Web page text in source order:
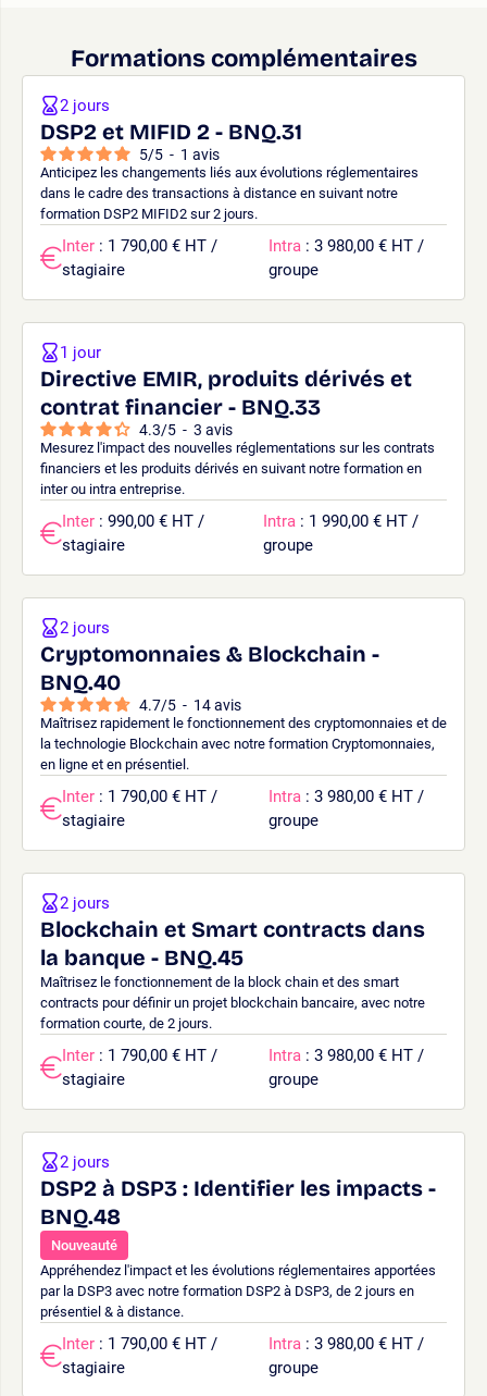
Formations complémentaires
DSP2 et MIFID 2 - BNQ.31
5/5 - 1 avis
Anticipez les changements liés aux évolutions réglementaires
dans le cadre des transactions à distance en suivant notre
formation DSP2 MIFID2 sur 2 jours.
2 jours
Inter : 1 790,00 € HT /
stagiaire
Intra : 3 980,00 € HT /
groupe
Directive EMIR, produits dérivés et
contrat financier - BNQ.33
4.3/5 - 3 avis
Mesurez l'impact des nouvelles réglementations sur les contrats
financiers et les produits dérivés en suivant notre formation en
inter ou intra entreprise.
1 jour
Inter : 990,00 € HT /
stagiaire
Intra : 1 990,00 € HT /
groupe
Cryptomonnaies & Blockchain -
BNQ.40
4.7/5 - 14avis
Maîtrisez rapidement le fonctionnement des cryptomonnaies et de
la technologie Blockchain avec notre formation Cryptomonnaies,
en ligne et en présentiel.
2 jours
Inter : 1 790,00 € HT /
stagiaire
Intra : 3 980,00 € HT /
groupe
Blockchain et Smart contracts dans
la banque - BNQ.45
Maîtrisez le fonctionnement de la block chain et des smart
contracts pour définir un projet blockchain bancaire, avec notre
formation courte, de 2 jours.
2 jours
Inter : 1 790,00 € HT /
stagiaire
Intra : 3 980,00 € HT /
groupe
DSP2 à DSP3 : Identifier les impacts -
BNQ.48
Nouveauté
Appréhendez l'impact et les évolutions réglementaires apportées
par la DSP3 avec notre formation DSP2 à DSP3, de 2 jours en
présentiel & à distance.
2 jours
Inter : 1 790,00 € HT /
stagiaire
Intra : 3 980,00 € HT /
groupe